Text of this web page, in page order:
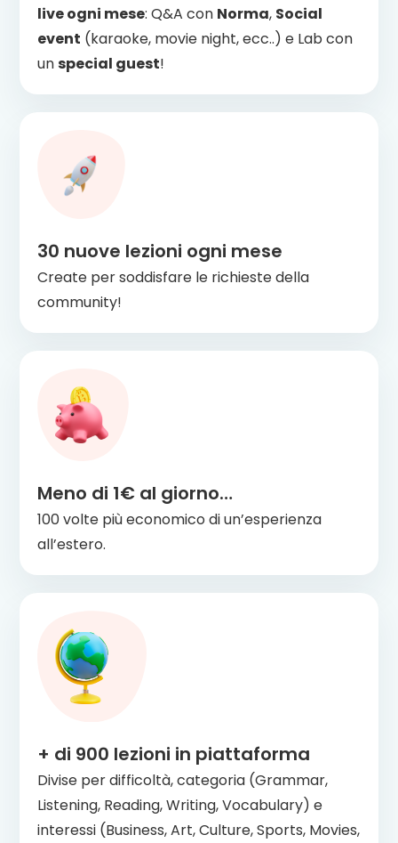
live ogni mese: Q&A con Norma, Social
event (karaoke, movie night, ecc..) e Lab con
unspecial guest!
30 nuove lezioni ogni mese
Create per soddisfare le richieste della
community!
Meno di 1€ al giorno…
100 volte più economico di un’esperienza
all’estero.
+ di 900 lezioni in piattaforma
Divise per difficoltà, categoria (Grammar,
Listening, Reading, Writing, Vocabulary) e
interessi (Business, Art, Culture, Sports, Movies,